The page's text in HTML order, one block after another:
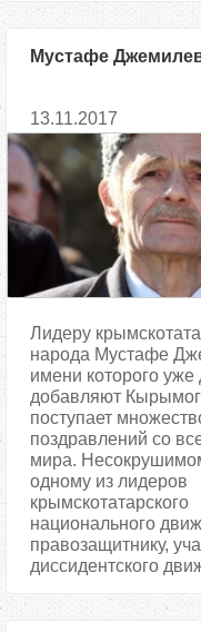
Мустафе
13.11.2017
Лидеру
народа Мустафе
имени которого уже
добавляют
поступает
поздравлений со
мира.
одному из лидеров
крымскотатарского
национального
правозащитнику,
диссидентского